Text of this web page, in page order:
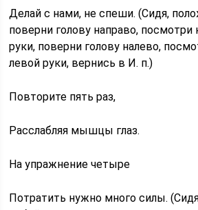
Делай с нами, не спеши. (Сидя,
поверни голову направо, посмотри
руки, поверни голову налево,
левой руки, вернись в И. п.)
Повторите пять раз,
Расслабляя мышцы глаз.
На упражнение четыре
Потратить нужно много силы.